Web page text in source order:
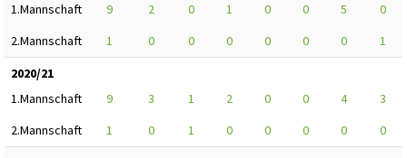
1.Mannschaft
9 2 0 1 0 0 5
0
2.Mannschaft
1 0 0 0 0 0 0
1
2020/21
1.Mannschaft
9 3 1 2 0 0 4
3
2.Mannschaft
1 0 1 0 0 0 0
0